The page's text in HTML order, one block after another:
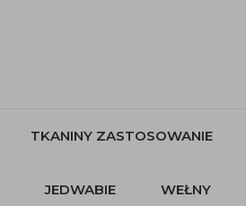
TKANINY ZASTOSOWANIE
JEDWABIE WEŁNY